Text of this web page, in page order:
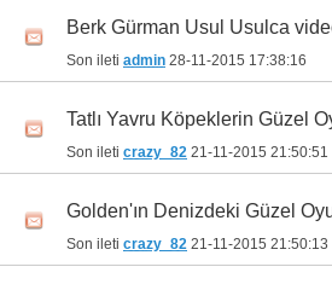
Berk Gürman Usul Usulca
Son ileti admin 28-11-2015 17:38:16
Tatlı Yavru Köpeklerin Güzel
Son ileti crazy_82 21-11-2015 21:50:51
Golden'ın Denizdeki Güzel
Son ileti crazy_82 21-11-2015 21:50:13